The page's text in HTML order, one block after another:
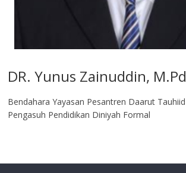
DR. Yunus Zainuddin, M.Pd
Bendahara Yayasan Pesantren Daarut Tauhiid
Pengasuh Pendidikan Diniyah Formal